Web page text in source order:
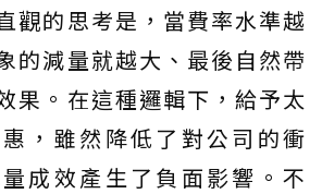
觀的思考是，當費率水準越
的減量就越大、最後自然帶
果。在這種邏輯下，給予太
，雖然降低了對公司的衝
成效產生了負面影響。不